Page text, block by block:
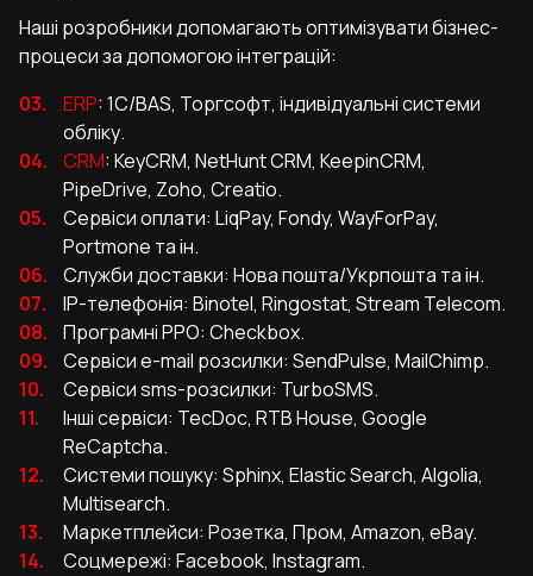
Наші розробники допомагають оптимізувати бізнес-
процеси за допомогою інтеграцій:
ERP: 1C/BAS, Торгсофт, індивідуальні системи
обліку.
CRM: KeyCRM, NetHunt CRM, KeepinCRM,
PipeDrive, Zoho, Creatio.
Сервіси оплати: LiqPay, Fondy, WayForPay,
Portmone та ін.
Служби доставки: Нова пошта/Укрпошта та ін.
IP-телефонія: Binotel, Ringostat, Stream Telecom.
Програмні РРО: Checkbox.
Сервіси e-mail розсилки: SendPulse, MailChimp.
Сервіси sms-розсилки: TurboSMS.
Інші сервіси: TecDoc, RTB House, Google
ReCaptcha.
Системи пошуку: Sphinx, Elastic Search, Algolia,
Multisearch.
Маркетплейси: Розетка, Пром, Amazon, eBay.
Соцмережі: Facebook, Instagram.